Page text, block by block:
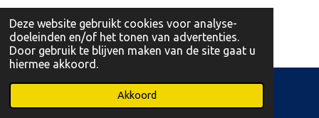
Deze website gebruikt cookies voor analyse-
doeleinden en/of het tonen van advertenties.
Door gebruik te blijven maken van de site gaat u
hiermee akkoord.
Akkoord
© 2026 Leonidas Martens Opglabbeek en Bree